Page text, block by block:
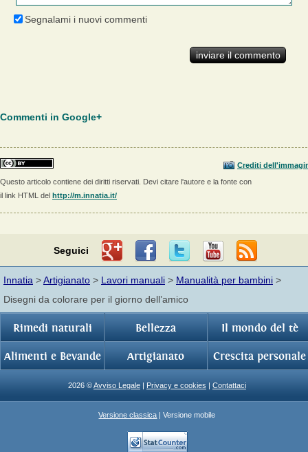
Segnalami i nuovi commenti
Commenti in Google+
Crediti
Questo articolo contiene dei diritti riservati. Devi citare l'autore e la fonte con
il link HTML del http://m.innatia.it/
Seguici
Innatia >Artigianato > Lavori manuali > Manualità per bambini >
Disegni da colorare per il giorno dell’amico
Rimedi naturali Bellezza Il mondo del tè
Alimenti e Bevande Artigianato Crescita personale
2026 ©Avviso Legale Privacy e cookies Contattaci
Versione classica | Versione mobile